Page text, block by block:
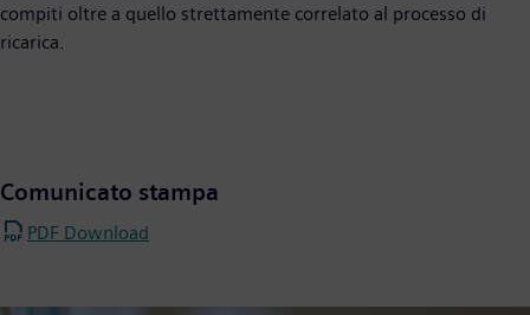
compiti oltre a quello strettamente correlato al processo di
ricarica.
Comunicato stampa
PDF Download